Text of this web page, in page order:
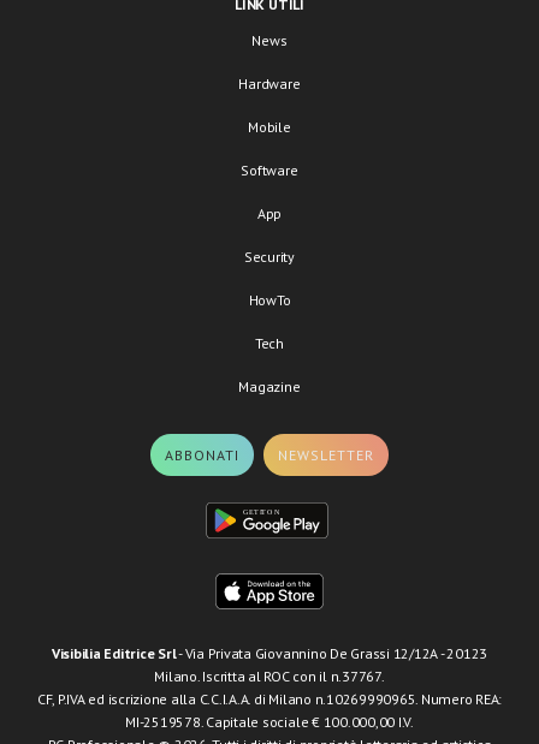
LINK UTILI
News
Hardware
Mobile
Software
App
Security
HowTo
Tech
Magazine
ABBONATI NEWSLETTER
Visibilia Editrice Srl- Via Privata Giovannino De Grassi 12/12A - 20123
Milano. Iscritta al ROC con il n.37767.
CF, P.IVA ed iscrizione alla C.C.I.A.A. di Milano n.10269990965. Numero REA:
MI-2519578. Capitale sociale € 100.000,00 I.V.